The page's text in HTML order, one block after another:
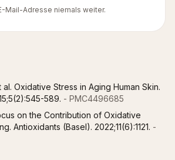
Mail-Adresse niemals weiter.
Oxidative Stress in Aging Human Skin.
589. - PMC4496685
on the Contribution of Oxidative
Antioxidants (Basel). 2022;11(6):1121. -